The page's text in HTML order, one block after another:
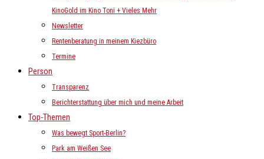
KinoGold im Kino Toni + Vieles Mehr
Newsletter
Rentenberatung in meinem Kiezbüro
Termine
Person
Transparenz
Berichterstattung über mich und meine Arbeit
Top-Themen
Was bewegt Sport-Berlin?
Park am Weißen See